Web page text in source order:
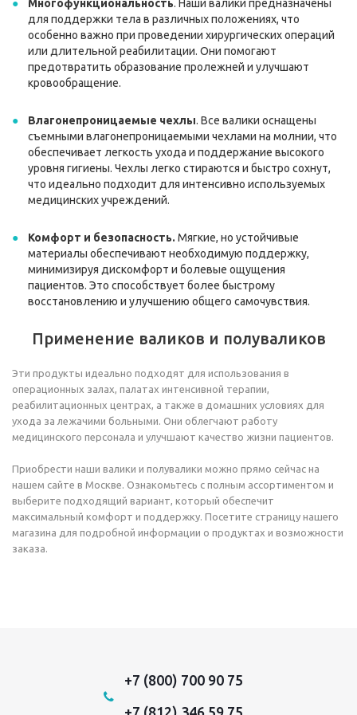
Многофункциональность. Наши валики предназначены
для поддержки тела в различных положениях, что
особенно важно при проведении хирургических операций
или длительной реабилитации. Они помогают
предотвратить образование пролежней и улучшают
кровообращение.
Влагонепроницаемые чехлы. Все валики оснащены
съемными влагонепроницаемыми чехлами на молнии, что
обеспечивает легкость ухода и поддержание высокого
уровня гигиены. Чехлы легко стираются и быстро сохнут,
что идеально подходит для интенсивно используемых
медицинских учреждений.
Комфорт и безопасность. Мягкие, но устойчивые
материалы обеспечивают необходимую поддержку,
минимизируя дискомфорт и болевые ощущения
пациентов. Это способствует более быстрому
восстановлению и улучшению общего самочувствия.
Применение валиков и полуваликов
Эти продукты идеально подходят для использования в
операционных залах, палатах интенсивной терапии,
реабилитационных центрах, а также в домашних условиях для
ухода за лежачими больными. Они облегчают работу
медицинского персонала и улучшают качество жизни пациентов.
Приобрести наши валики и полувалики можно прямо сейчас на
нашем сайте в Москве. Ознакомьтесь с полным ассортиментом и
выберите подходящий вариант, который обеспечит
максимальный комфорт и поддержку. Посетите страницу нашего
магазина для подробной информации о продуктах и возможности
заказа.
+7 (800) 700 90 75
+7 (812) 346 59 75